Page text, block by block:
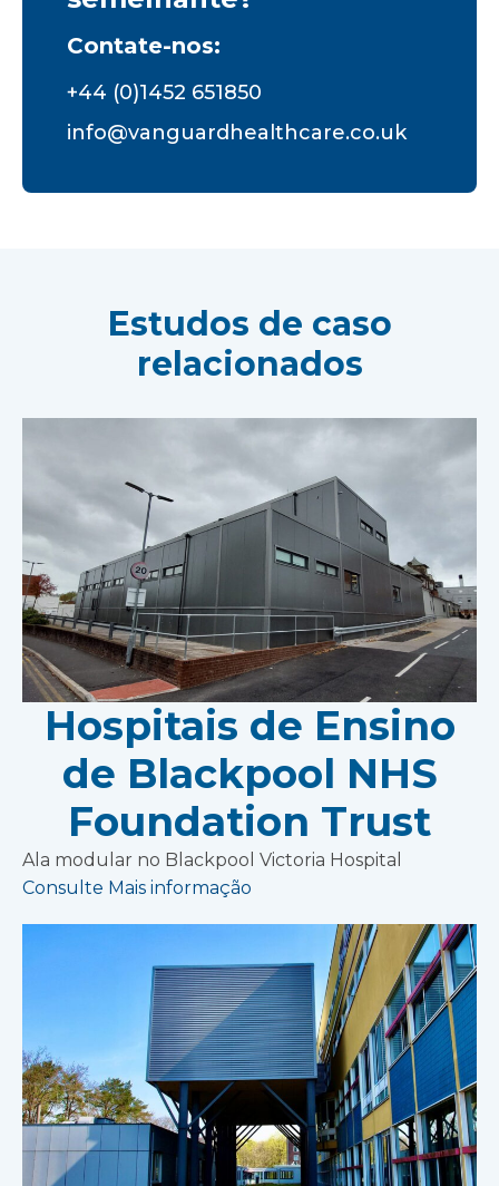
Contate-nos:
+44 (0)1452 651850
info@vanguardhealthcare.co.uk
Estudos de caso
relacionados
Hospitais de Ensino
de Blackpool NHS
Foundation Trust
Ala modular no Blackpool Victoria Hospital
Consulte Mais informação